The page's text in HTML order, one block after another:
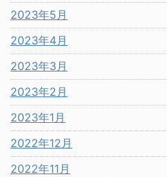
2023年5月
2023年4月
2023年3月
2023年2月
2023年1月
2022年12月
2022年11月